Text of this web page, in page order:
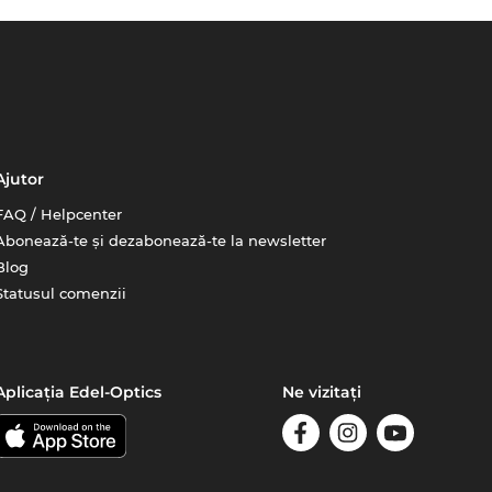
/ Helpcenter
te și dezabonează-te la newsletter
comenzii
Edel-Optics Ne vizitați